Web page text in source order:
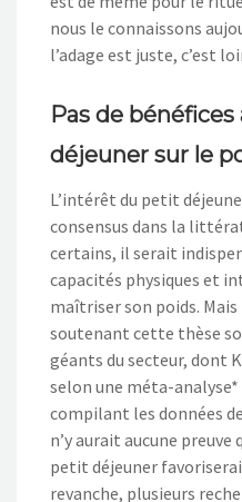
nous le connaissons
l’adage est juste, c’est
Pas de
déjeuner sur le
L’intérêt du petit
consensus dans la
certains, il serait
capacités physiques et
maîtriser son poids.
soutenant cette thèse
géants du secteur, dont
selon une méta-analyse*
compilant les données
n’y aurait aucune preuve
petit déjeuner
revanche, plusieurs